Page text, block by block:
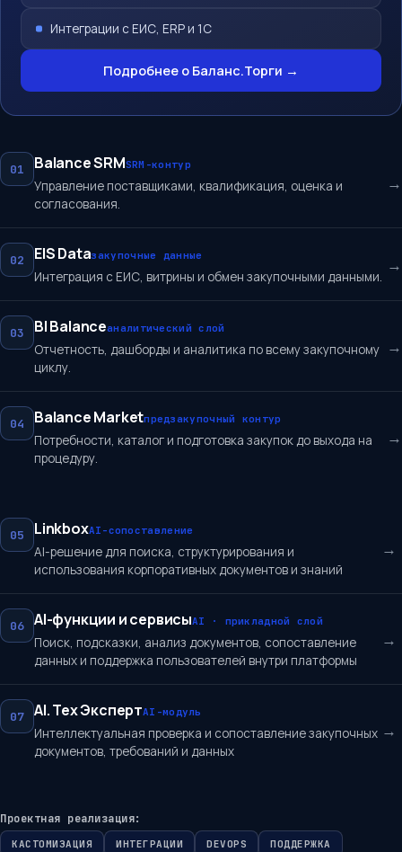
01 Balance SRMSRM-контур
Управление поставщиками, квалификация, оценка и
согласования.
→
02 EIS Dataзакупочные данные
Интеграция с ЕИС, витрины и обмен закупочными данными.
→
03 BI Balanceаналитический слой
Отчетность, дашборды и аналитика по всему закупочному
циклу.
→
04 Balance Marketпредзакупочный контур
Потребности, каталог и подготовка закупок до выхода на
процедуру.
→
Интеграции с ЕИС, ERP и 1С
Подробнее о Баланс.Торги →
05 LinkboxAI-сопоставление
AI-решение для поиска, структурирования и
использования корпоративных документов и знаний
→
06 AI-функции и сервисыAI · прикладной слой
Поиск, подсказки, анализ документов, сопоставление
данных и поддержка пользователей внутри платформы
→
07 AI. Тех ЭкспертAI-модуль
Интеллектуальная проверка и сопоставление закупочных
документов, требований и данных
→
Проектная реализация:
КАСТОМИЗАЦИЯ ИНТЕГРАЦИИ DEVOPS ПОДДЕРЖКА